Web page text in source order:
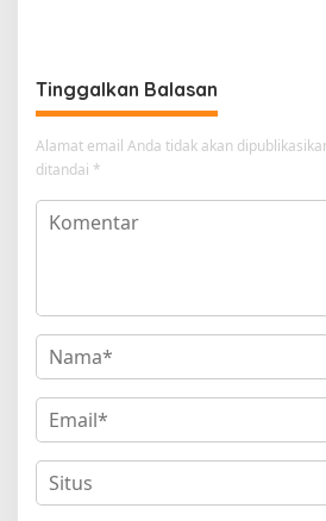
Tinggalkan Balasan
Alamat email Anda tidak akan
ditandai *